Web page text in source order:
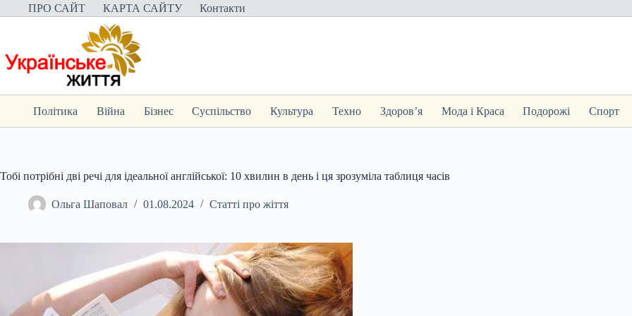
Перейти
до
ПРО САЙТ КАРТА САЙТУ Контакти
Політика Війна Бізнес Суспільство Культура Техно Здоров’я Мода і Краса Подорожі Спорт
Тобі потрібні дві речі для ідеальної англійської: 10 хвилин в день і ця зрозуміла таблиця часів
Ольга Шаповал 01.08.2024 Статті про жіття